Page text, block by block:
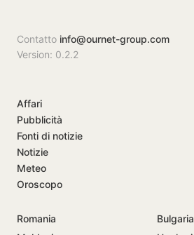
Contatto info@ournet-group.com
Version: 0.2.2
Affari
Pubblicità
Fonti di notizie
Notizie
Meteo
Oroscopo
Romania
Bulgaria